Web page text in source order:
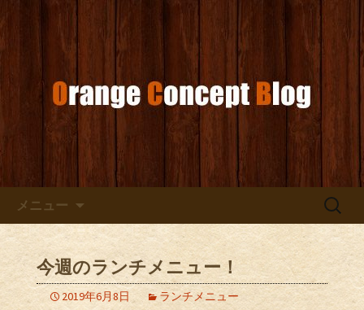
オレンジコンセプトブログ
お店からのお知らせ
メニュー
検
今週のランチメニュー！
2019年6月8日 ランチメニュー